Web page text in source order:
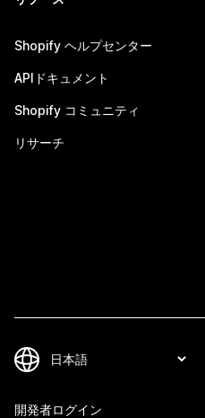
Shopify ヘルプセンター
APIドキュメント
Shopify コミュニティ
リサーチ
開発者ログイン